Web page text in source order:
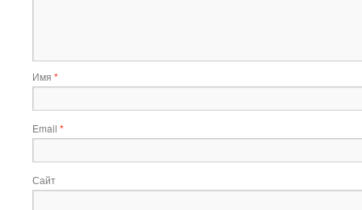
Имя *
Email *
Сайт